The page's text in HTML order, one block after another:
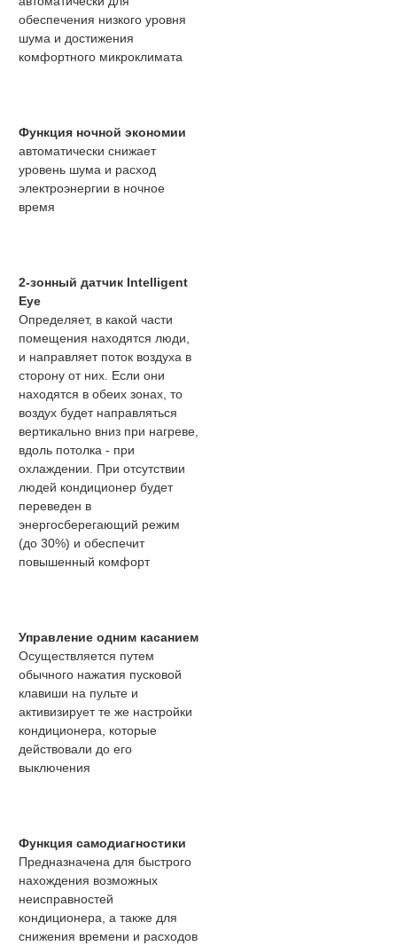
обеспечения низкого уровня
шума и достижения
комфортного микроклимата
Функция ночной экономии
автоматически снижает
уровень шума и расход
электроэнергии в ночное
время
2-зонный датчик Intelligent
Eye
Определяет, в какой части
помещения находятся люди,
и направляет поток воздуха в
сторону от них. Если они
находятся в обеих зонах, то
воздух будет направляться
вертикально вниз при нагреве,
вдоль потолка - при
охлаждении. При отсутствии
людей кондиционер будет
переведен в
энергосберегающий режим
(до 30%) и обеспечит
повышенный комфорт
Управление одним касанием
Осуществляется путем
обычного нажатия пусковой
клавиши на пульте и
активизирует те же настройки
кондиционера, которые
действовали до его
выключения
Функция самодиагностики
Предназначена для быстрого
нахождения возможных
неисправностей
кондиционера, а также для
снижения времени и расходов